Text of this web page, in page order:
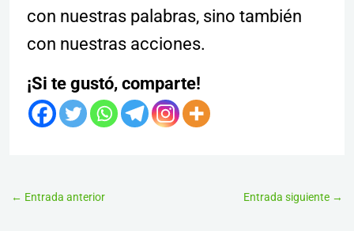
con nuestras palabras, sino también
con nuestras acciones.
¡Si te gustó, comparte!
← Entrada anterior Entrada siguiente →